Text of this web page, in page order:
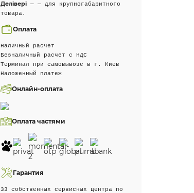
Делівері— — для крупногабаритного
товара.
Оплата
Наличный расчет
Безналичный расчет с НДС
Терминал при самовывозе в г. Киев
Наложенный платеж
Онлайн-оплата
Оплата частями
Гарантия
33 собственных сервисных центра по